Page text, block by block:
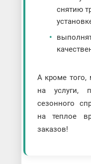
снятию
А кроме того,
на услуги,
сезонного
на теплое
заказов!